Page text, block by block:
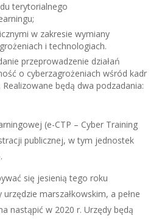
terytorialnego
w zakresie wymiany
i technologiach.
przeprowadzenie działań
o cyberzagrożeniach wśród kadr
będą dwa podzadania:
(e-CTP – Cyber Training
publicznej, w tym jednostek
się jesienią tego roku
marszałkowskim, a pełne
nastąpić w 2020 r. Urzędy będą